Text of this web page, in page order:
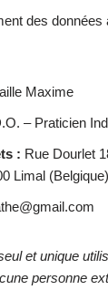
des données
Maxime
– Praticien
: Rue Dourlet
Limal (Belgique)
et unique
personne